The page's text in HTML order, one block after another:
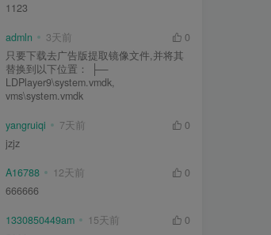
1123
admln 3天前
0
只要下载去广告版提取镜像文件,并将其
替换到以下位置： ├—
LDPlayer9\system.vmdk,
vms\system.vmdk
yangruiqi 7天前
0
jzjz
A16788 12天前
0
666666
1330850449am 15天前
0